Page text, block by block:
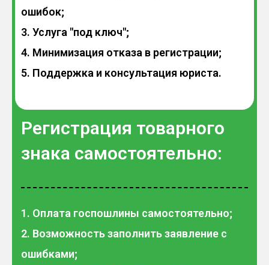
ошибок;
3. Услуга "под ключ";
4. Минимизация отказа в регистрации;
5. Поддержка и консультация юриста.
Регистрация товарного
знака самостоятельно:
1. Оплата госпошлины самостоятельно;
2. Возможность заполнить заявление с
ошибками;